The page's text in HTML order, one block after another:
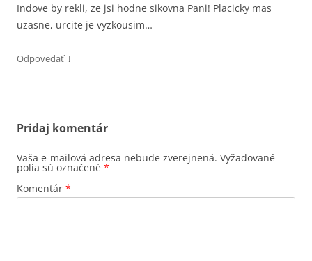
Indove by rekli, ze jsi hodne sikovna Pani! Placicky mas
uzasne, urcite je vyzkousim…
Odpovedať ↓
Pridaj komentár
Vaša e-mailová adresa nebude zverejnená. Vyžadované
polia sú označené *
Komentár *